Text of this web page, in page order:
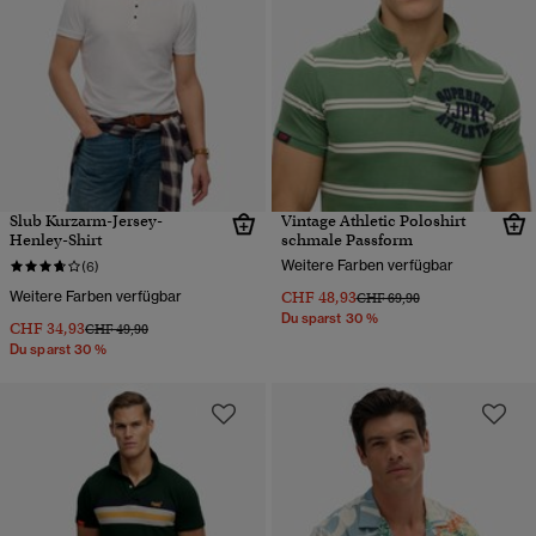
Slub Kurzarm-Jersey-
Henley-Shirt
(6)
Weitere Farben verfügbar
CHF 34,93Preis wurde reduziert von
CHF 49,90bis
Du sparst 30 %
Vintage Athletic Poloshirt
schmale Passform
Weitere Farben verfügbar
CHF 48,93Preis wurde reduziert von
CHF 69,90bis
Du sparst 30 %